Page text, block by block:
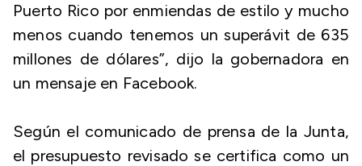
Puerto Rico por enmiendas de estilo y mucho
menos cuando tenemos un superávit de 635
millones de dólares”, dijo la gobernadora en
un mensaje en Facebook.
Según el comunicado de prensa de la Junta,
el presupuesto revisado se certifica como un